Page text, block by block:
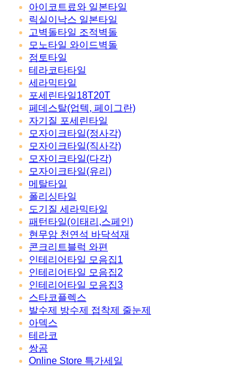
아이코트료와 일본타일
릭실이낙스 일본타일
고벽돌타일 조적벽돌
모노타일 와이드벽돌
점토타일
테라코타타일
세라믹타일
포세린타일18T20T
페데스탈(업텍, 페이그란)
자기질 포세린타일
모자이크타일(정사각)
모자이크타일(직사각)
모자이크타일(다각)
모자이크타일(유리)
메탈타일
폴리싱타일
도기질 세라믹타일
패턴타일(이태리,스페인)
현무암 천연석 바닥석재
콘크리트블럭 와편
인테리어타일 모음집1
인테리어타일 모음집2
인테리어타일 모음집3
스타코플렉스
발수제 방수제 접착제 줄눈제
아덱스
테라코
쌍곰
Online Store 특가세일